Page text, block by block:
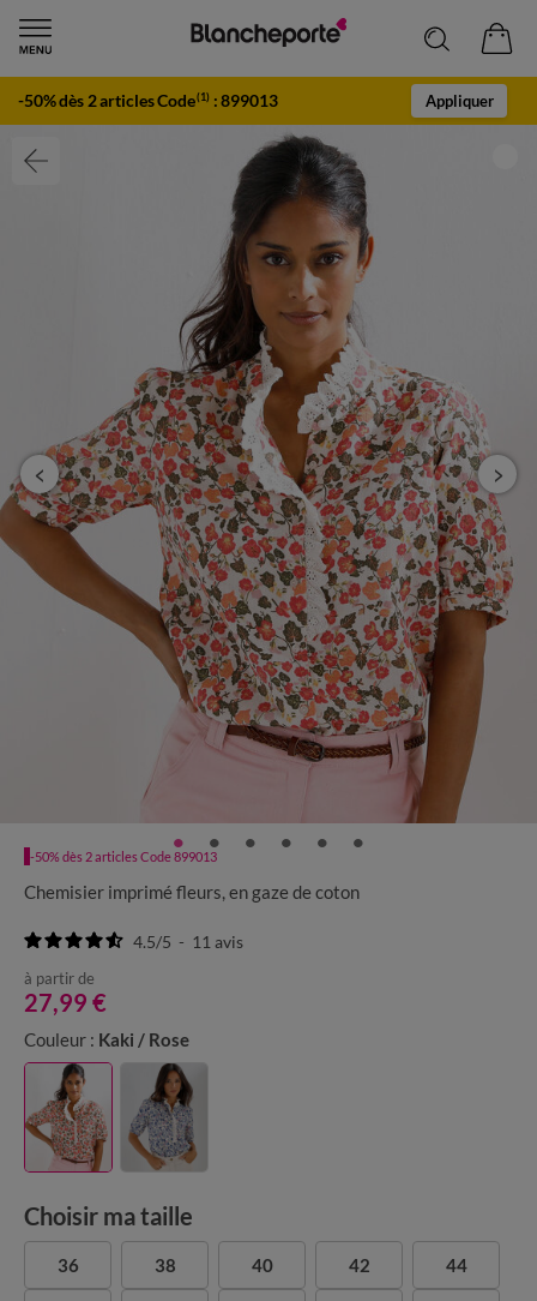
-50% dès 2 articles Code(1) :899013 Appliquer
-50% dès 2 articles Code 899013
Chemisier imprimé fleurs, en gaze de coton
4.5/5 - 11 avis
à partir de
27,99 €
Couleur : Kaki / Rose
Choisir ma taille
36 38 40 42 44